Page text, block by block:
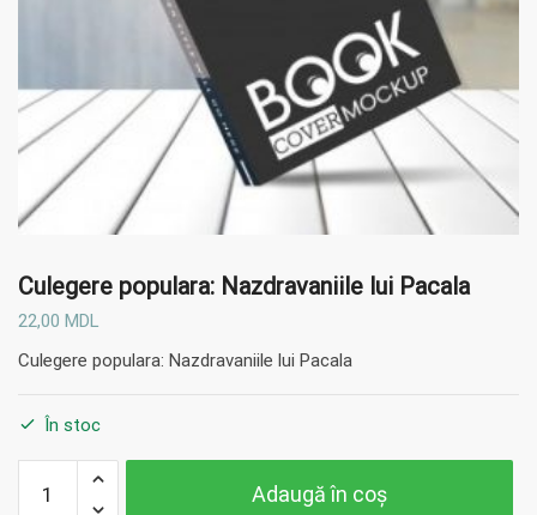
Culegere populara: Nazdravaniile lui Pacala
22,00 MDL
Culegere populara: Nazdravaniile lui Pacala
În stoc
Culegere
Adaugă în coș